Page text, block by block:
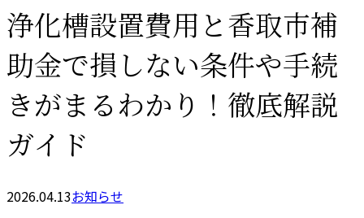
浄化槽設置費用と香取市補
助金で損しない条件や手続
きがまるわかり！徹底解説
ガイド
2026.04.13お知らせ